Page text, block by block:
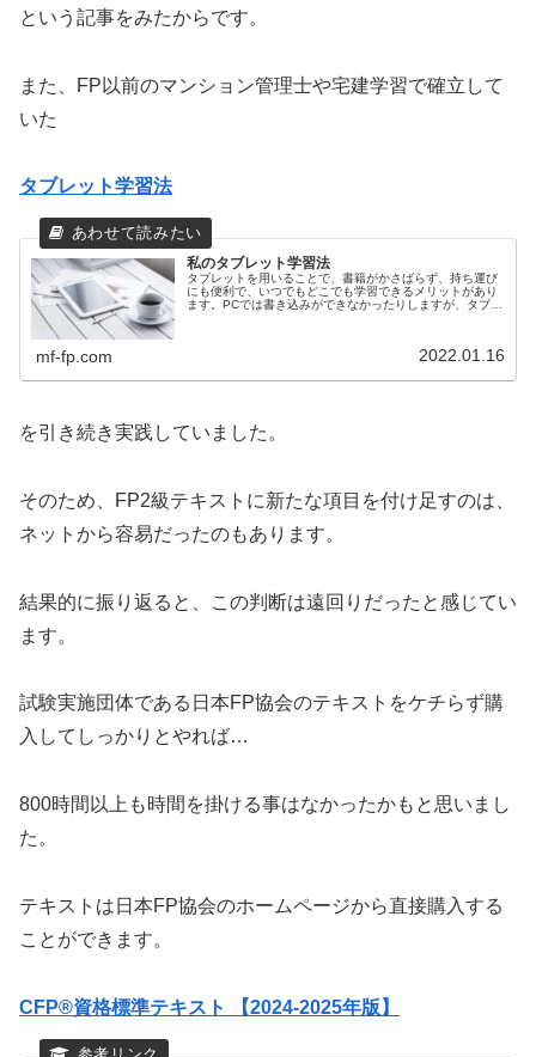
という記事をみたからです。
また、FP以前のマンション管理士や宅建学習で確立して
いた
タブレット学習法
私のタブレット学習法
タブレットを用いることで、書籍がかさばらず、持ち運び
にも便利で、いつでもどこでも学習できるメリットがあり
ます。PCでは書き込みができなかったりしますが、タブレ
mf-fp.com 2022.01.16
を引き続き実践していました。
そのため、FP2級テキストに新たな項目を付け足すのは、
ネットから容易だったのもあります。
結果的に振り返ると、この判断は遠回りだったと感じてい
ます。
試験実施団体である日本FP協会のテキストをケチらず購
入してしっかりとやれば…
800時間以上も時間を掛ける事はなかったかもと思いまし
た。
テキストは日本FP協会のホームページから直接購入する
ことができます。
CFP®資格標準テキスト 【2024-2025年版】